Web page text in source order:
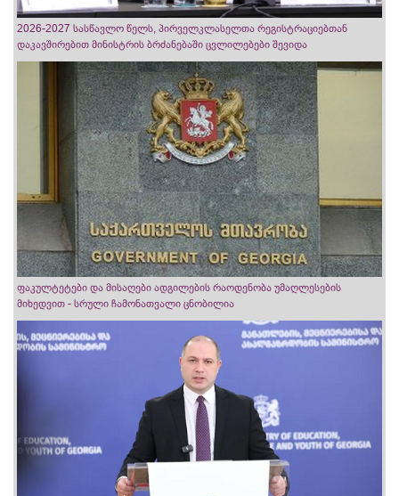
2026-2027 სასწავლო წელს, პირველკლასელთა რეგისტრაციებთან
დაკავშირებით მინისტრის ბრძანებაში ცვლილებები შევიდა
ფაკულტეტები და მისაღები ადგილების რაოდენობა უმაღლესების
მიხედვით - სრული ჩამონათვალი ცნობილია